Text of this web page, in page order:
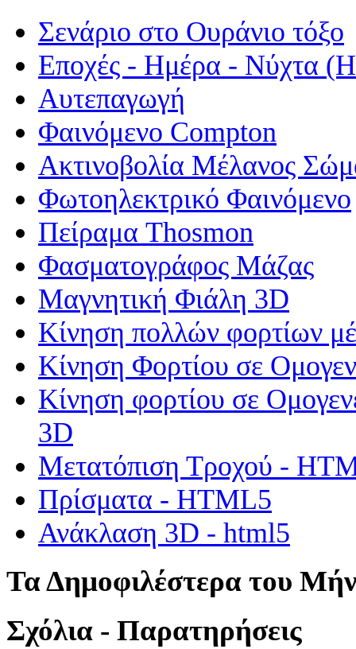
Σενάριο στο Ουράνιο τόξο
Εποχές - Ημέρα - Νύχτα
Αυτεπαγωγή
Φαινόμενο Compton
Ακτινοβολία Μέλανος
Φωτοηλεκτρικό Φαινόμενο
Πείραμα Thosmon
Φασματογράφος Μάζας
Μαγνητική Φιάλη 3D
Κίνηση πολλών φορτίων
Κίνηση Φορτίου σε
Κίνηση φορτίου σε
3D
Μετατόπιση Τροχού -
Πρίσματα - HTML5
Ανάκλαση 3D - html5
Τα Δημοφιλέστερα του
Σχόλια - Παρατηρήσεις